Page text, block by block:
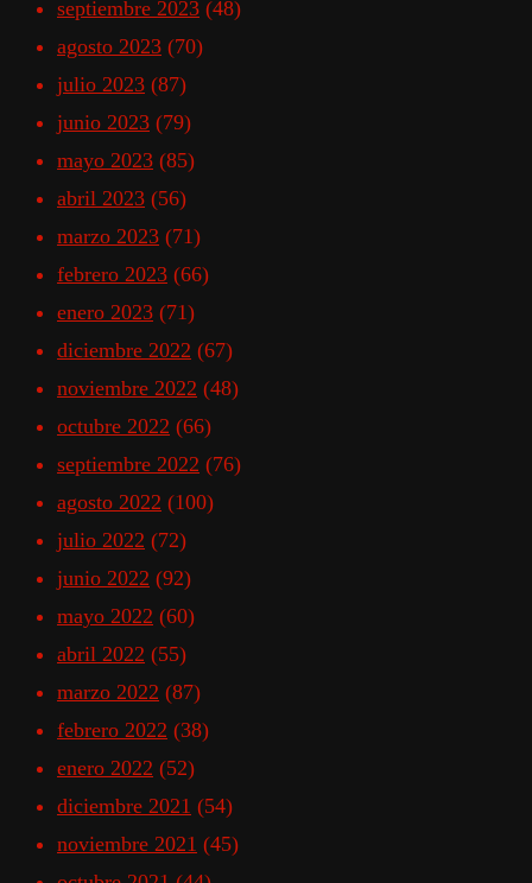
septiembre 2023 (48)
agosto 2023 (70)
julio 2023 (87)
junio 2023 (79)
mayo 2023 (85)
abril 2023 (56)
marzo 2023 (71)
febrero 2023 (66)
enero 2023 (71)
diciembre 2022 (67)
noviembre 2022 (48)
octubre 2022 (66)
septiembre 2022 (76)
agosto 2022 (100)
julio 2022 (72)
junio 2022 (92)
mayo 2022 (60)
abril 2022 (55)
marzo 2022 (87)
febrero 2022 (38)
enero 2022 (52)
diciembre 2021 (54)
noviembre 2021 (45)